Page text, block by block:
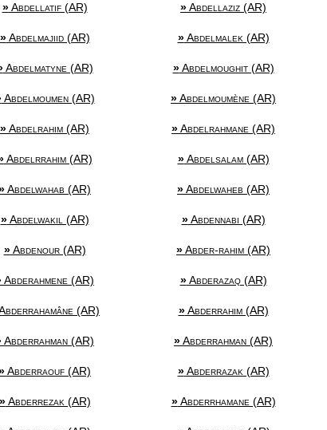
»Abdellatif (AR) »Abdellaziz (AR)
»Abdelmajiid (AR) »Abdelmalek (AR)
Abdelmatyne (AR) »Abdelmoughit (AR)
Abdelmoumen (AR) »Abdelmoumène (AR)
»Abdelrahim (AR) »Abdelrahmane (AR)
Abdelrrahim (AR) »Abdelsalam (AR)
Abdelwahab (AR) »Abdelwaheb (AR)
»Abdelwakil (AR) »Abdennabi (AR)
»Abdenour (AR) »Abder-rahim (AR)
Abderahmene (AR) »Abderazaq (AR)
(AR) »Abderrahim (AR)
Abderrahman (AR) »Abderrahman (AR)
Abderraouf (AR) »Abderrazak (AR)
»Abderrezak (AR) »Abderrhamane (AR)